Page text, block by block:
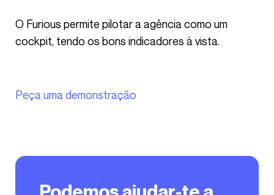
O Furious permite pilotar a agência como um
cockpit, tendo os bons indicadores à vista.
Peça uma demonstração